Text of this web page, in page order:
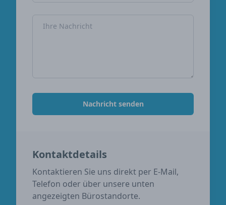
Nachricht senden
Kontaktdetails
Kontaktieren Sie uns direkt per E-Mail,
Telefon oder über unsere unten
angezeigten Bürostandorte.